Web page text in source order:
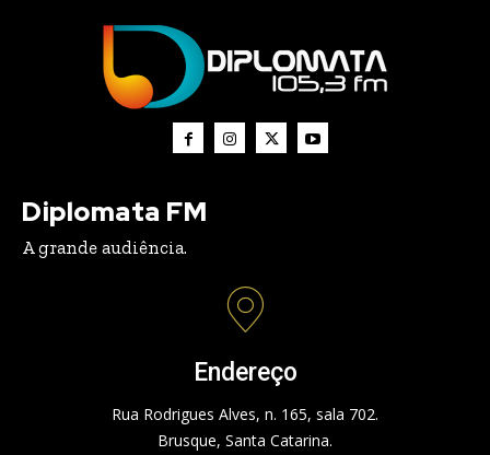
Diplomata FM
A grande audiência.
Endereço
Rua Rodrigues Alves, n. 165, sala 702.
Brusque, Santa Catarina.